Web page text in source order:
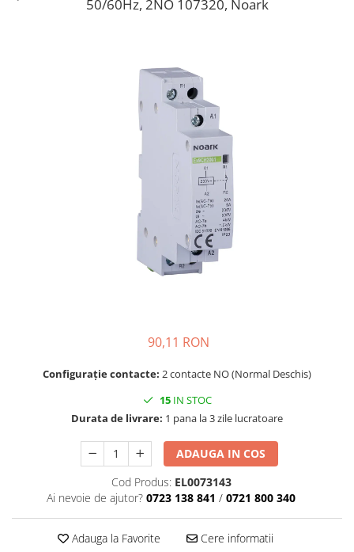
Cabluri semnalizare si control
Cabluri semnalizare incendiu
Cabluri semnalizare si control
50/60Hz, 2NO 107320, Noark
90,11 RON
Configurație contacte: 2 contacte NO (Normal Deschis)
15IN STOC
Durata de livrare: 1 pana la 3 zile lucratoare
ADAUGA IN COS
Cod Produs: EL0073143
Ai nevoie de ajutor? 0723 138 841 / 0721 800 340
Adauga la Favorite Cere informatii